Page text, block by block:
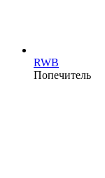
RWB
Попечитель